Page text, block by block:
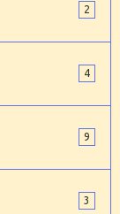
2
4
9
3